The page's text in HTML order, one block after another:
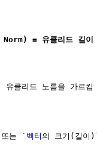
= 유클리드 길
클리드 노름을 가르킴
는 `
벡터 의 크기(길이